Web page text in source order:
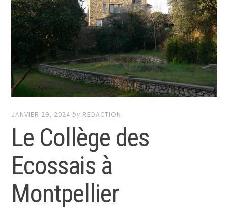
JANVIER 29, 2024 by REDACTION
Le Collège des
Ecossais à
Montpellier